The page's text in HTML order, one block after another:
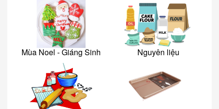
Mùa Noel - Giáng Sinh Nguyên liệu